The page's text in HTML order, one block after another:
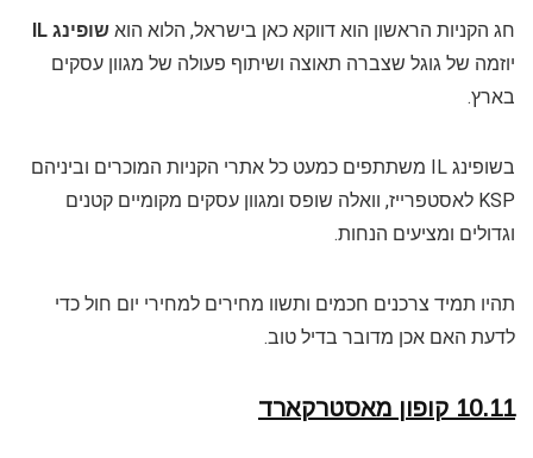
חג הקניות הראשון הוא דווקא כאן בישראל, הלוא הוא שופינג IL
יוזמה של גוגל שצברה תאוצה ושיתוף פעולה של מגוון עסקים
בארץ.
בשופינג IL משתתפים כמעט כל אתרי הקניות המוכרים וביניהם
KSP לאסטפרייז, וואלה שופס ומגוון עסקים מקומיים קטנים
וגדולים ומציעים הנחות.
תהיו תמיד צרכנים חכמים ותשוו מחירים למחירי יום חול כדי
לדעת האם אכן מדובר בדיל טוב.
10.11 קופון מאסטרקארד